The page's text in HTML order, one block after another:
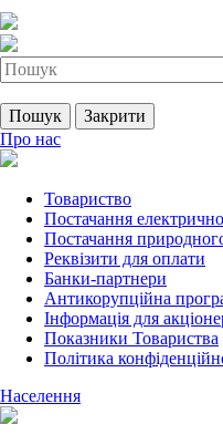
Пошук
Закрити
Про нас
Товариство
Постачання
Постачання
Реквізити для оплати
Банки-партнери
Антикорупційна
Інформація для
Показники Товариства
Політика
Населення